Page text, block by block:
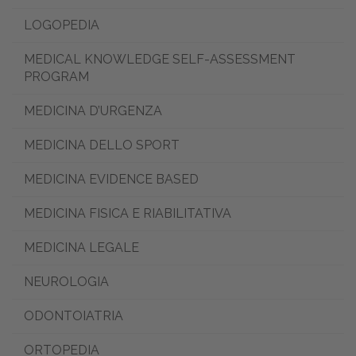
LOGOPEDIA
MEDICAL KNOWLEDGE SELF-ASSESSMENT
PROGRAM
MEDICINA D’URGENZA
MEDICINA DELLO SPORT
MEDICINA EVIDENCE BASED
MEDICINA FISICA E RIABILITATIVA
MEDICINA LEGALE
NEUROLOGIA
ODONTOIATRIA
ORTOPEDIA